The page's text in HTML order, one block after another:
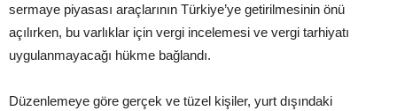
sermaye piyasası araçlarının Türkiye’ye getirilmesinin önü
açılırken, bu varlıklar için vergi incelemesi ve vergi tarhiyatı
uygulanmayacağı hükme bağlandı.
Düzenlemeye göre gerçek ve tüzel kişiler, yurt dışındaki